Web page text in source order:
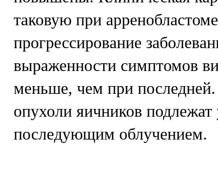
таковую при
прогрессирование
выраженности симптомов
меньше, чем при
опухоли яичников
последующим облучением.